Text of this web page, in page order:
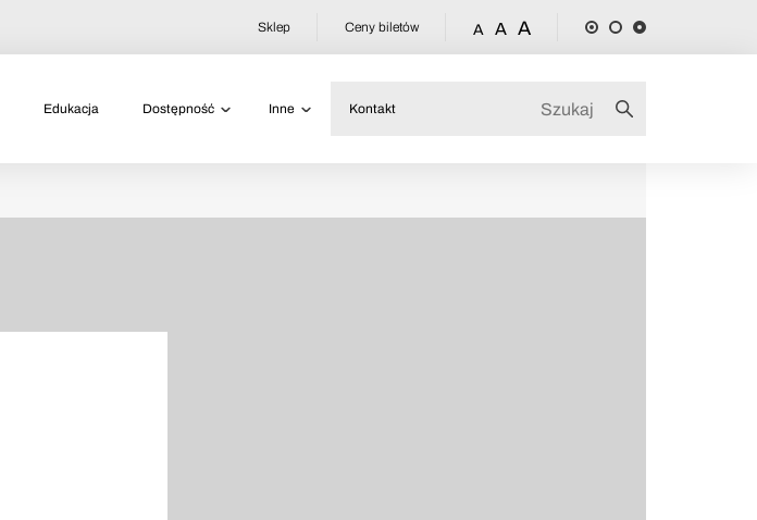
Sklep Ceny biletów A A A
Edukacja Dostępność Inne Kontakt